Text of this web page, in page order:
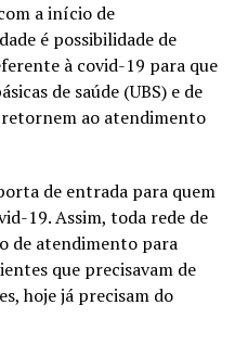
a início de
é possibilidade de
à covid-19 para que
de saúde (UBS) e de
ao atendimento
de entrada para quem
19. Assim, toda rede de
de atendimento para
que precisavam de
hoje já precisam do